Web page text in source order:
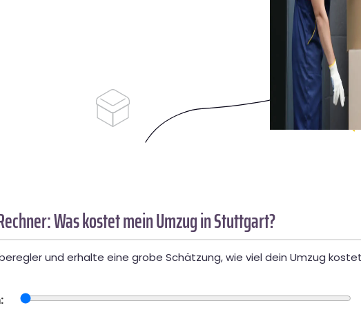
Was kostet mein Umzug in Stuttgart?
und erhalte eine grobe Schätzung, wie viel dein Umzug